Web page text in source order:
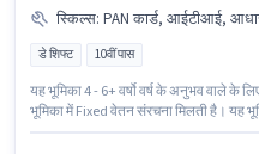
स्किल्स: PAN कार्ड, आईटीआई, आधार कार्ड,
डे शिफ्ट 10वीं पास
यह भूमिका 4 - 6+ वर्षो वर्ष के अनुभव वाले के
भूमिका में Fixed वेतन संरचना मिलती है। यह